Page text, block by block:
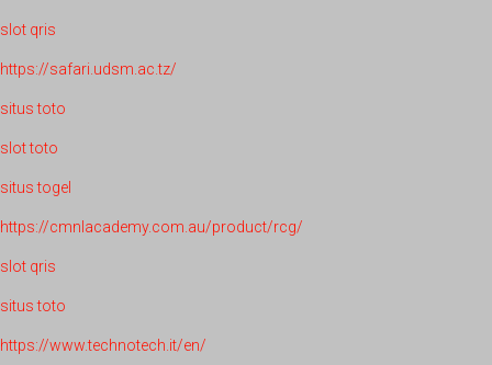
slot qris
https://safari.udsm.ac.tz/
situs toto
slot toto
situs togel
https://cmnlacademy.com.au/product/rcg/
slot qris
situs toto
https://www.technotech.it/en/